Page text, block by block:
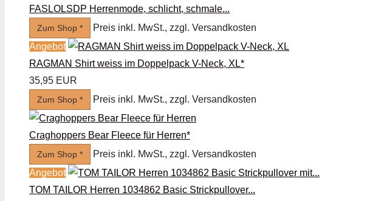
FASLOLSDP Herrenmode, schlicht, schmale...
Zum Shop *
Preis inkl. MwSt., zzgl. Versandkosten
Angebot
RAGMAN Shirt weiss im Doppelpack V-Neck, XL*
35,95 EUR
Zum Shop * Preis inkl. MwSt., zzgl. Versandkosten
Craghoppers Bear Fleece für Herren*
Zum Shop *
Preis inkl. MwSt., zzgl. Versandkosten
Angebot
TOM TAILOR Herren 1034862 Basic Strickpullover...